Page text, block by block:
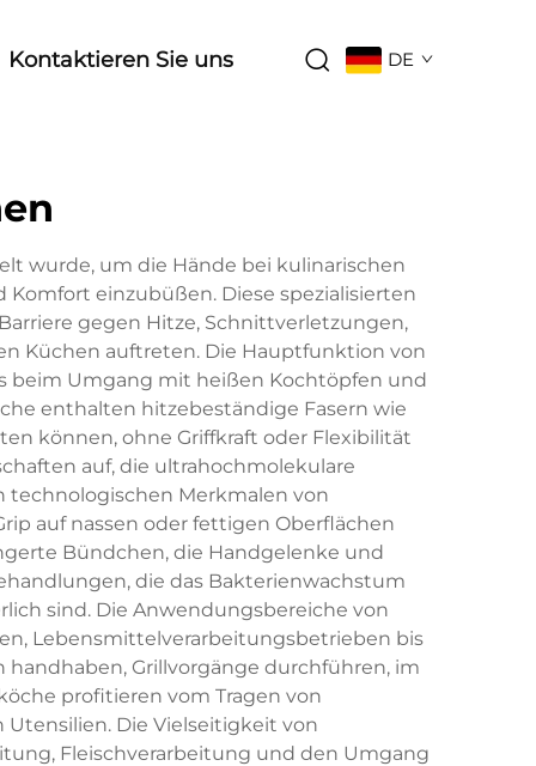
Kontaktieren Sie uns DE
wurde, um die Hände bei kulinarischen
einzubüßen. Diese spezialisierten
gegen Hitze, Schnittverletzungen,
Küchen auftreten. Die Hauptfunktion von
beim Umgang mit heißen Kochtöpfen und
enthalten hitzebeständige Fasern wie
können, ohne Griffkraft oder Flexibilität
auf, die ultrahochmolekulare
technologischen Merkmalen von
auf nassen oder fettigen Oberflächen
Bündchen, die Handgelenke und
die das Bakterienwachstum
sind. Die Anwendungsbereiche von
Lebensmittelverarbeitungsbetrieben bis
handhaben, Grillvorgänge durchführen, im
profitieren vom Tragen von
Die Vielseitigkeit von
Fleischverarbeitung und den Umgang